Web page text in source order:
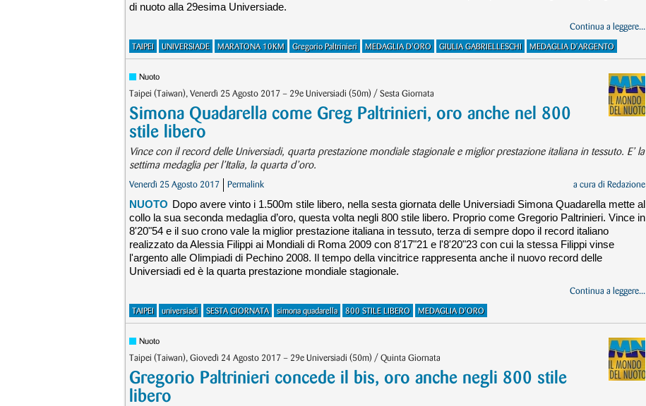
di nuoto alla 29esima Universiade.
Continua a leggere...
TAIPEI UNIVERSIADE MARATONA 10KM Gregorio Paltrinieri MEDAGLIA D'ORO GIULIA GABRIELLESCHI MEDAGLIA D'ARGENTO
Nuoto
Taipei (Taiwan), Venerdì 25 Agosto 2017 – 29e Universiadi (50m) / Sesta Giornata
Simona Quadarella come Greg Paltrinieri, oro anche nel 800
stile libero
Vince con il record delle Universiadi, quarta prestazione mondiale stagionale e miglior prestazione italiana in tessuto. E’ la
settima medaglia per l’Italia, la quarta d’oro.
Venerdì 25 Agosto 2017 Permalink a cura di Redazione
NUOTO Dopo avere vinto i 1.500m stile libero, nella sesta giornata delle Universiadi Simona Quadarella mette al
collo la sua seconda medaglia d’oro, questa volta negli 800 stile libero. Proprio come Gregorio Paltrinieri. Vince in
8'20"54 e il suo crono vale la miglior prestazione italiana in tessuto, terza di sempre dopo il record italiano
realizzato da Alessia Filippi ai Mondiali di Roma 2009 con 8'17"21 e l'8'20"23 con cui la stessa Filippi vinse
l'argento alle Olimpiadi di Pechino 2008. Il tempo della vincitrice rappresenta anche il nuovo record delle
Universiadi ed è la quarta prestazione mondiale stagionale.
Continua a leggere...
TAIPEI universiadi SESTA GIORNATA simona quadarella 800 STILE LIBERO MEDAGLIA D'ORO
Nuoto
Taipei (Taiwan), Giovedì 24 Agosto 2017 – 29e Universiadi (50m) / Quinta Giornata
Gregorio Paltrinieri concede il bis, oro anche negli 800 stile
libero